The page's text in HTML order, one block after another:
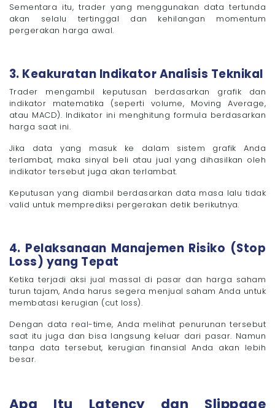
Sementara itu, trader yang menggunakan data tertunda
akan selalu tertinggal dan kehilangan momentum
pergerakan harga awal.
3. Keakuratan Indikator Analisis Teknikal
Trader mengambil keputusan berdasarkan grafik dan
indikator matematika (seperti volume, Moving Average,
atau MACD). Indikator ini menghitung formula berdasarkan
harga saat ini.
Jika data yang masuk ke dalam sistem grafik Anda
terlambat, maka sinyal beli atau jual yang dihasilkan oleh
indikator tersebut juga akan terlambat.
Keputusan yang diambil berdasarkan data masa lalu tidak
valid untuk memprediksi pergerakan detik berikutnya.
4. Pelaksanaan Manajemen Risiko (Stop
Loss) yang Tepat
Ketika terjadi aksi jual massal di pasar dan harga saham
turun tajam, Anda harus segera menjual saham Anda untuk
membatasi kerugian (cut loss).
Dengan data real-time, Anda melihat penurunan tersebut
saat itu juga dan bisa langsung keluar dari pasar. Namun
tanpa data tersebut, kerugian finansial Anda akan lebih
besar.
Apa Itu Latency dan Slippage